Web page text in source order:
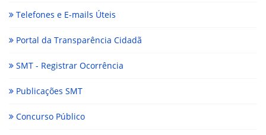
Telefones e E-mails Úteis
Portal da Transparência Cidadã
SMT - Registrar Ocorrência
Publicações SMT
Concurso Público